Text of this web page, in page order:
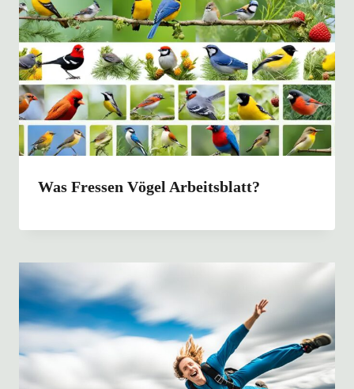
Was Fressen Vögel Arbeitsblatt?